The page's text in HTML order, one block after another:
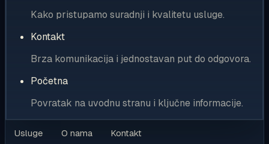
Kako pristupamo suradnji i kvalitetu usluge.
Kontakt
Brza komunikacija i jednostavan put do odgovora.
Početna
Povratak na uvodnu stranu i ključne informacije.
Usluge O nama Kontakt